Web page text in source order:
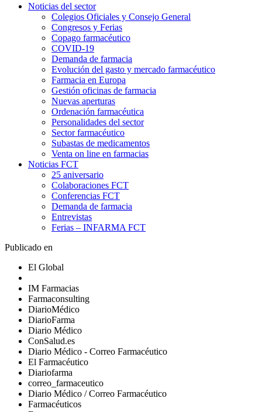
Noticias del sector
Colegios Oficiales y Consejo General
Congresos y Ferias
Copago farmacéutico
COVID-19
Demanda de farmacia
Evolución del gasto y mercado farmacéutico
Farmacia en Europa
Gestión oficinas de farmacia
Nuevas aperturas
Ordenación farmacéutica
Personalidades del sector
Sector farmacéutico
Subastas de medicamentos
Venta on line en farmacias
Noticias FCT
25 aniversario
Colaboraciones FCT
Conferencias FCT
Demanda de farmacia
Entrevistas
Ferias – INFARMA FCT
Publicado en
El Global
IM Farmacias
Farmaconsulting
DiarioMédico
DiarioFarma
Diario Médico
ConSalud.es
Diario Médico - Correo Farmacéutico
El Farmacéutico
Diariofarma
correo_farmaceutico
Diario Médico / Correo Farmacéutico
Farmacéuticos